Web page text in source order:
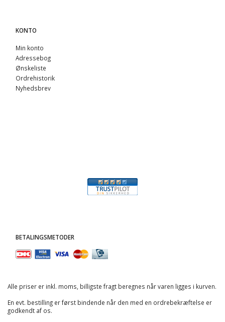
KONTO
Min konto
Adressebog
Ønskeliste
Ordrehistorik
Nyhedsbrev
BETALINGSMETODER
Alle priser er inkl. moms, billigste fragt beregnes når varen ligges i kurven.
En evt. bestilling er først bindende når den med en ordrebekræftelse er
godkendt af os.